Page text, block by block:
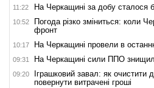
11:22 На Черкащині за добу сталося
10:52
Погода різко зміниться: коли
фронт
10:17 На Черкащині провели в
09:31 На Черкащині сили ППО
09:20
Іграшковий завал: як очистити
повернути витрачені гроші